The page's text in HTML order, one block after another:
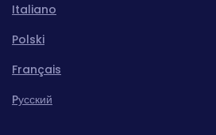
Italiano
Polski
Français
Pусский